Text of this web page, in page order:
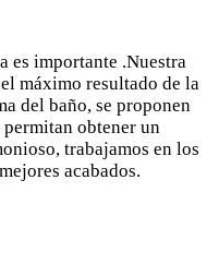
es importante .Nuestra
máximo resultado de la
del baño, se proponen
obtener un
trabajamos en los
acabados.